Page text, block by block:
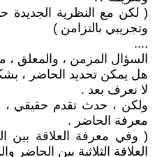
( لكن مع النظرية
وتجريبي بالتزامن )
....
السؤال المزمن ، والمعلق ،
هل يمكن تحديد الحاضر ،
لا نعرف بعد .
ولكن ، حدث تقدم حقيقي
معرفة الحاضر .
( وفي معرفة العلاقة بين
العلاقة الثلاثية بين